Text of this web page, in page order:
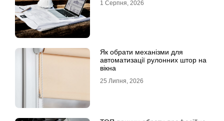
1 Серпня, 2026
Як обрати механізми для
автоматизації рулонних штор на
вікна
25 Липня, 2026